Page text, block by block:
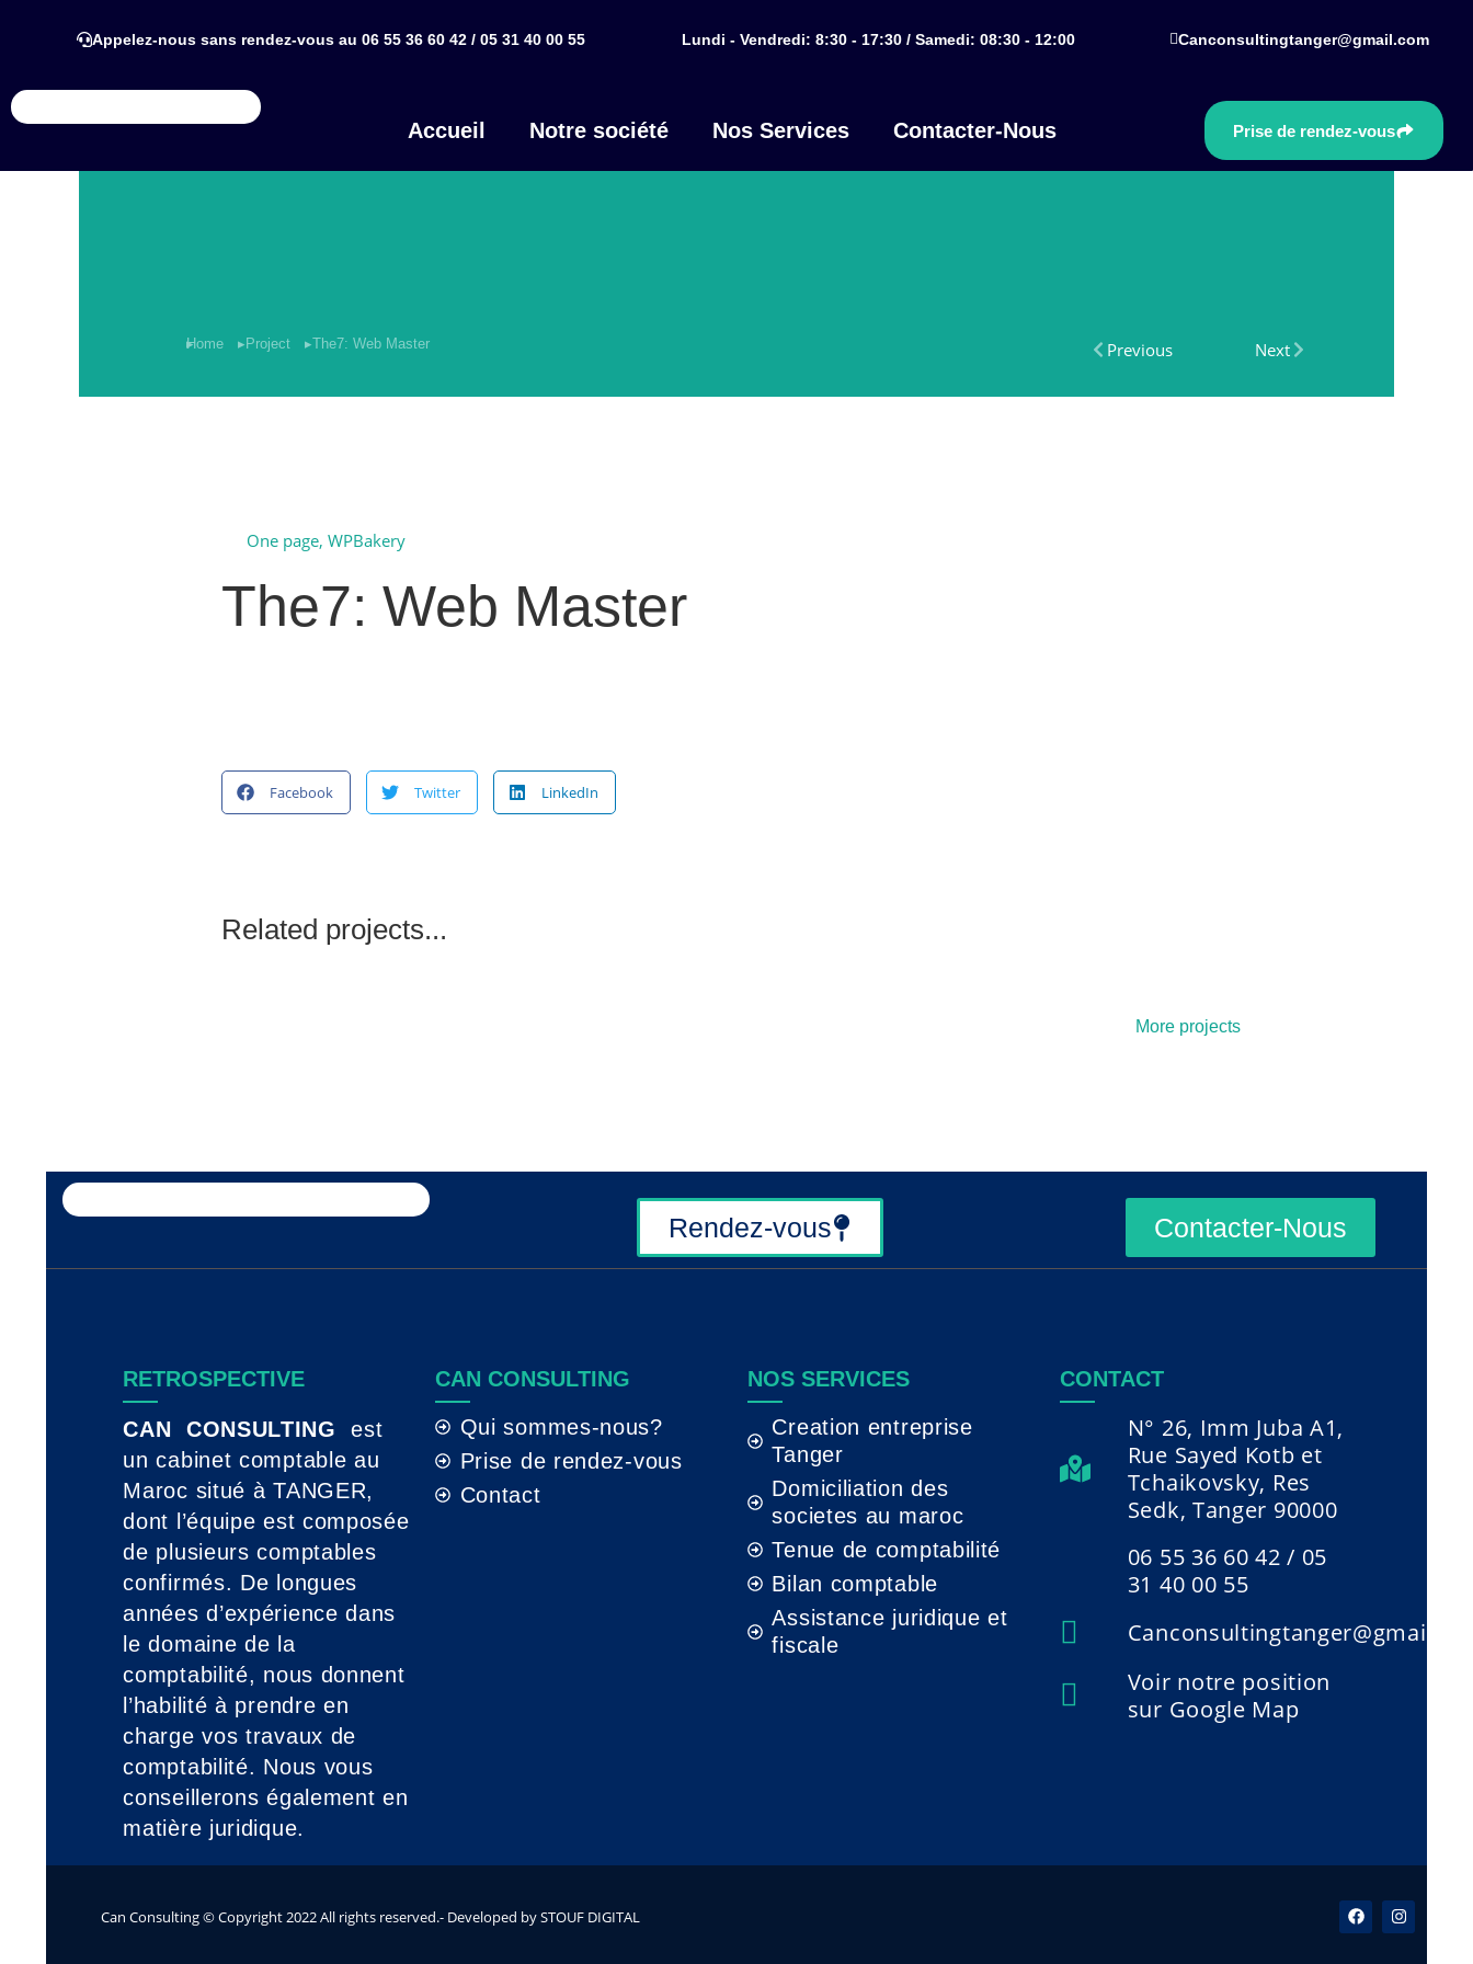
Appelez-nous sans rendez-vous au 06 55 36 60 42 / 05 31 40 00 55 Lundi - Vendredi: 8:30 - 17:30 / Samedi: 08:30 - 12:00 Canconsultingtanger@gmail.com
Accueil Notre société Nos Services Contacter-Nous Prise de rendez-vous
You are here:
Home Project The7: Web Master Previous Next
One page, WPBakery
The7: Web Master
Facebook Twitter LinkedIn
Related projects...
More projects
Rendez-vous Contacter-Nous
RETROSPECTIVE
CAN CONSULTINGest
un cabinet comptable au
Maroc situé à TANGER,
dont l’équipe est composée
de plusieurs comptables
confirmés. De longues
années d’expérience dans
le domaine de la
comptabilité, nous donnent
l’habilité à prendre en
charge vos travaux de
comptabilité. Nous vous
conseillerons également en
matière juridique.
CAN CONSULTING
Qui sommes-nous?
Prise de rendez-vous
Contact
NOS SERVICES
Creation entreprise
Tanger
Domiciliation des
societes au maroc
Tenue de comptabilité
Bilan comptable
Assistance juridique et
fiscale
CONTACT
N° 26, Imm Juba A1,
Rue Sayed Kotb et
Tchaikovsky, Res
Sedk, Tanger 90000
06 55 36 60 42 / 05
31 40 00 55
Voir notre position
sur Google Map
Can Consulting © Copyright 2022 All rights reserved.- Developed by STOUF DIGITAL